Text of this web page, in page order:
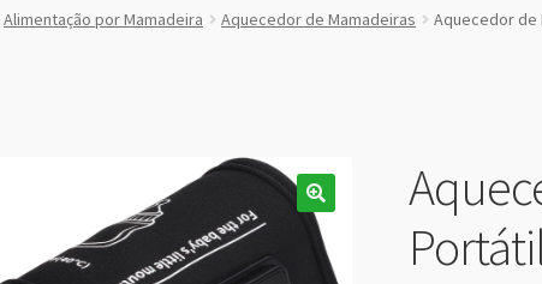
Alimentação por Mamadeira Aquecedor de Mamadeiras Aquecedor de